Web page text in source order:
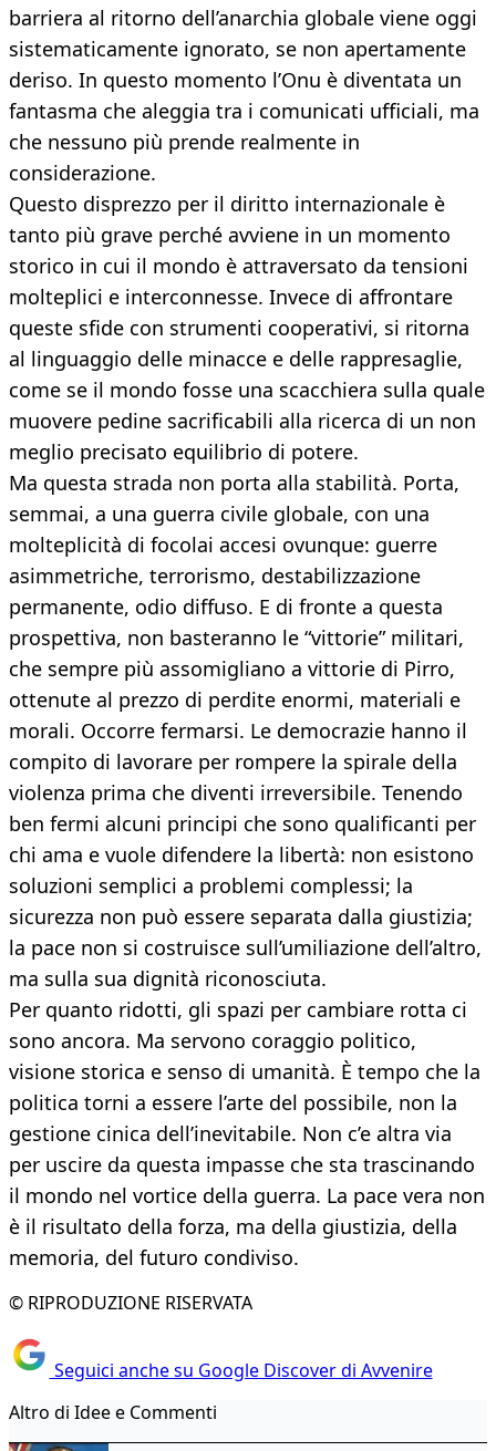
barriera al ritorno dell’anarchia globale viene oggi
sistematicamente ignorato, se non apertamente
deriso. In questo momento l’Onu è diventata un
fantasma che aleggia tra i comunicati ufficiali, ma
che nessuno più prende realmente in
considerazione.
Questo disprezzo per il diritto internazionale è
tanto più grave perché avviene in un momento
storico in cui il mondo è attraversato da tensioni
molteplici e interconnesse. Invece di affrontare
queste sfide con strumenti cooperativi, si ritorna
al linguaggio delle minacce e delle rappresaglie,
come se il mondo fosse una scacchiera sulla quale
muovere pedine sacrificabili alla ricerca di un non
meglio precisato equilibrio di potere.
Ma questa strada non porta alla stabilità. Porta,
semmai, a una guerra civile globale, con una
molteplicità di focolai accesi ovunque: guerre
asimmetriche, terrorismo, destabilizzazione
permanente, odio diffuso. E di fronte a questa
prospettiva, non basteranno le “vittorie” militari,
che sempre più assomigliano a vittorie di Pirro,
ottenute al prezzo di perdite enormi, materiali e
morali. Occorre fermarsi. Le democrazie hanno il
compito di lavorare per rompere la spirale della
violenza prima che diventi irreversibile. Tenendo
ben fermi alcuni principi che sono qualificanti per
chi ama e vuole difendere la libertà: non esistono
soluzioni semplici a problemi complessi; la
sicurezza non può essere separata dalla giustizia;
la pace non si costruisce sull’umiliazione dell’altro,
ma sulla sua dignità riconosciuta.
Per quanto ridotti, gli spazi per cambiare rotta ci
sono ancora. Ma servono coraggio politico,
visione storica e senso di umanità. È tempo che la
politica torni a essere l’arte del possibile, non la
gestione cinica dell’inevitabile. Non c’e altra via
per uscire da questa impasse che sta trascinando
il mondo nel vortice della guerra. La pace vera non
è il risultato della forza, ma della giustizia, della
memoria, del futuro condiviso.
© RIPRODUZIONE RISERVATA
Seguici anche su Google Discover di Avvenire
Altro di Idee e Commenti